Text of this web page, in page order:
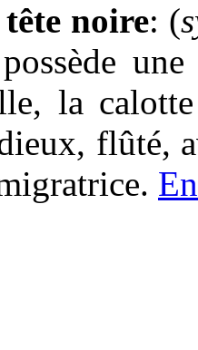
noire: (
la
flûté,